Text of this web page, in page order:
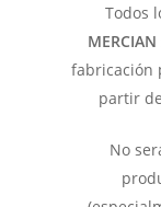
Todos
MERCIAN
fabricación
partir
No